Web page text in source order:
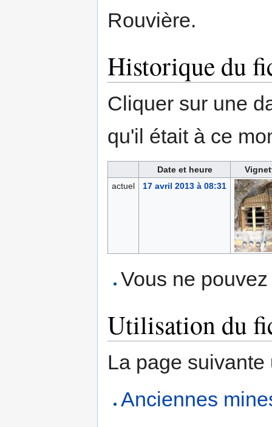
Rouvière.
Historique du
Cliquer sur une
qu'il était à ce
Date et heure
actuel
17 avril 2013 à 08:31
Vous ne
Utilisation du
La page
Anciennes